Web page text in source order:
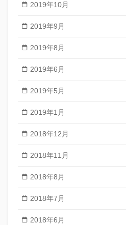
2019年10月
2019年9月
2019年8月
2019年6月
2019年5月
2019年1月
2018年12月
2018年11月
2018年8月
2018年7月
2018年6月